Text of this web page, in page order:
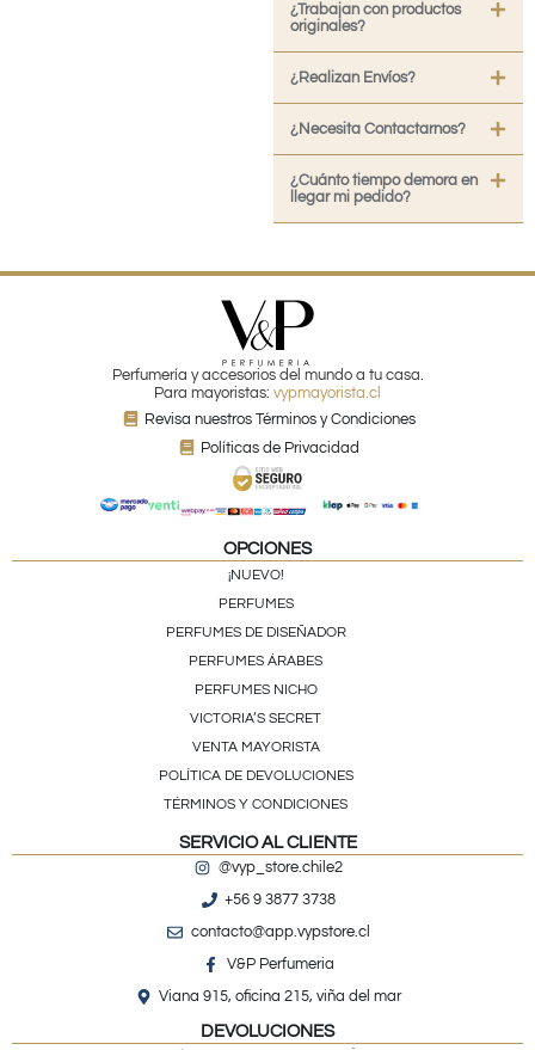
¿Trabajan con productos
originales?
¿Realizan Envíos?
¿Necesita Contactarnos?
¿Cuánto tiempo demora en
llegar mi pedido?
Perfumería y accesorios del mundo a tu casa.
Para mayoristas: vypmayorista.cl
Revisa nuestros Términos y Condiciones
Políticas de Privacidad
OPCIONES
¡NUEVO!
PERFUMES
PERFUMES DE DISEÑADOR
PERFUMES ÁRABES
PERFUMES NICHO
VICTORIA’S SECRET
VENTA MAYORISTA
POLÍTICA DE DEVOLUCIONES
TÉRMINOS Y CONDICIONES
SERVICIO AL CLIENTE
@vyp_store.chile2
+56 9 3877 3738
contacto@app.vypstore.cl
V&P Perfumeria
Viana 915, oficina 215, viña del mar
DEVOLUCIONES